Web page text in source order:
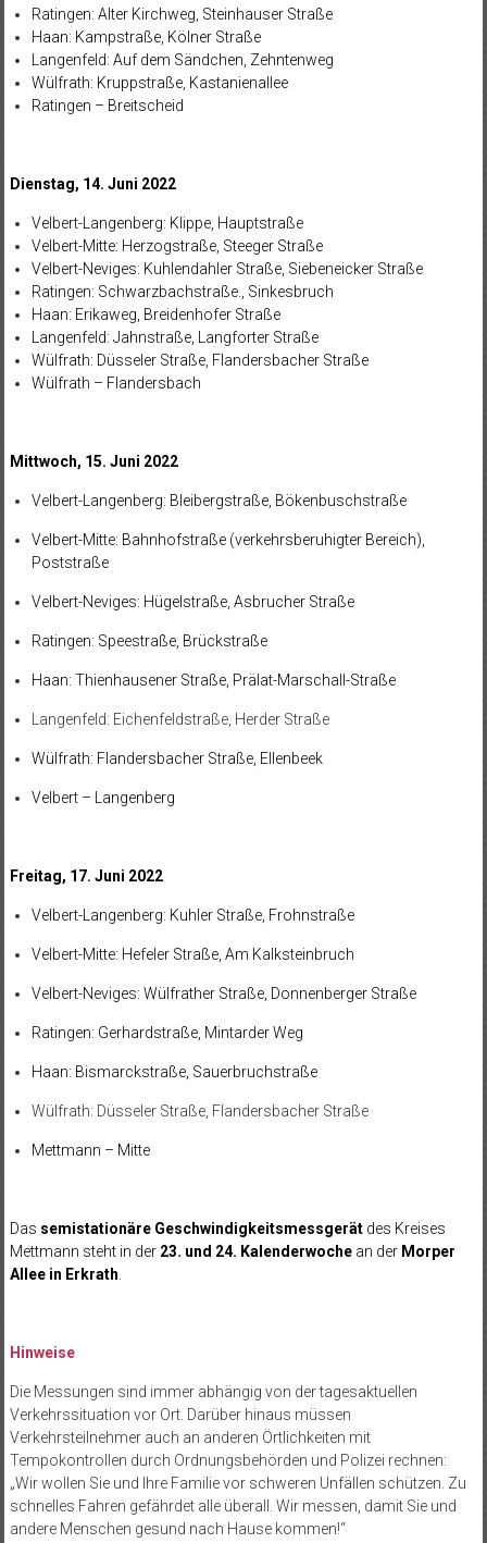
Ratingen: Alter Kirchweg, Steinhauser Straße
Haan: Kampstraße, Kölner Straße
Langenfeld: Auf dem Sändchen, Zehntenweg
Wülfrath: Kruppstraße, Kastanienallee
Ratingen – Breitscheid
Dienstag, 14. Juni 2022
Velbert-Langenberg: Klippe, Hauptstraße
Velbert-Mitte: Herzogstraße, Steeger Straße
Velbert-Neviges: Kuhlendahler Straße, Siebeneicker Straße
Ratingen: Schwarzbachstraße., Sinkesbruch
Haan: Erikaweg, Breidenhofer Straße
Langenfeld: Jahnstraße, Langforter Straße
Wülfrath: Düsseler Straße, Flandersbacher Straße
Wülfrath – Flandersbach
Mittwoch, 15. Juni 2022
Velbert-Langenberg: Bleibergstraße, Bökenbuschstraße
Velbert-Mitte: Bahnhofstraße (verkehrsberuhigter Bereich),
Poststraße
Velbert-Neviges: Hügelstraße, Asbrucher Straße
Ratingen: Speestraße, Brückstraße
Haan: Thienhausener Straße, Prälat-Marschall-Straße
Langenfeld: Eichenfeldstraße, Herder Straße
Wülfrath: Flandersbacher Straße, Ellenbeek
Velbert – Langenberg
Freitag, 17. Juni 2022
Velbert-Langenberg: Kuhler Straße, Frohnstraße
Velbert-Mitte: Hefeler Straße, Am Kalksteinbruch
Velbert-Neviges: Wülfrather Straße, Donnenberger Straße
Ratingen: Gerhardstraße, Mintarder Weg
Haan: Bismarckstraße, Sauerbruchstraße
Wülfrath: Düsseler Straße, Flandersbacher Straße
Mettmann – Mitte
Das semistationäre Geschwindigkeitsmessgerätdes Kreises
Mettmann steht in der 23. und 24. Kalenderwochean der Morper
Allee in Erkrath
Hinweise
Die Messungen sind immer abhängig von der tagesaktuellen
Verkehrssituation vor Ort. Darüber hinaus müssen
Verkehrsteilnehmer auch an anderen Örtlichkeiten mit
Tempokontrollen durch Ordnungsbehörden und Polizei rechnen:
„Wir wollen Sie und Ihre Familie vor schweren Unfällen schützen. Zu
schnelles Fahren gefährdet alle überall. Wir messen, damit Sie und
andere Menschen gesund nach Hause kommen!“